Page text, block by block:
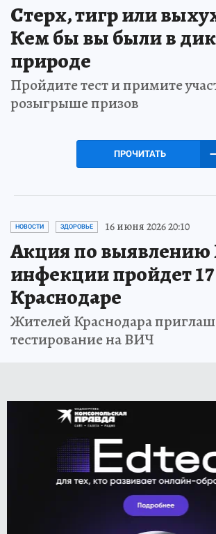
Стерх, тигр или
Кем бы вы были в
природе
Пройдите тест и примите
розыгрыше призов
ПРОЧИТАТЬ
НОВОСТИ ЗДОРОВЬЕ 16 июня 2026 20:10
Акция по
инфекции пройдет
Краснодаре
Жителей Краснодара
тестирование на ВИЧ